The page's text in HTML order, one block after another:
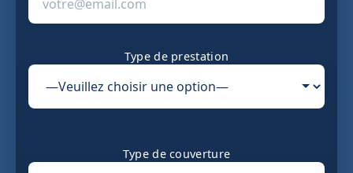
Type de prestation
Type de couverture